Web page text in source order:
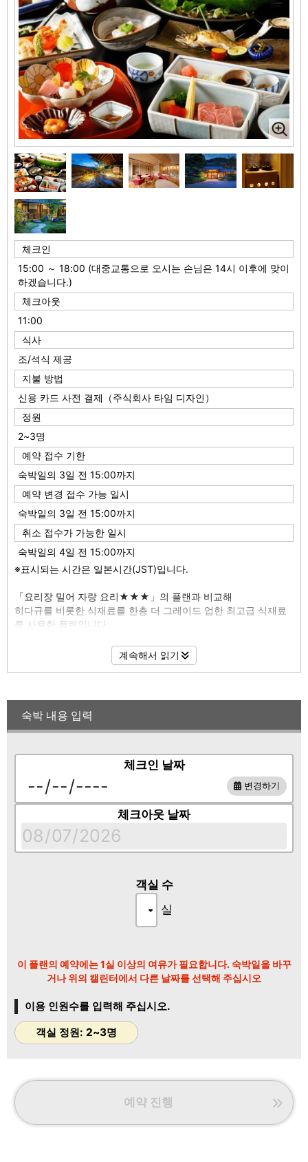
체크인
15:00 ～ 18:00 (대중교통으로 오시는 손님은 14시 이후에 맞이
하겠습니다.)
체크아웃
11:00
식사
조/석식 제공
지불 방법
신용 카드 사전 결제（주식회사 타임 디자인）
정원
2~3명
예약 접수 기한
숙박일의 3일 전 15:00까지
예약 변경 접수 가능 일시
숙박일의 3일 전 15:00까지
취소 접수가 가능한 일시
숙박일의 4일 전 15:00까지
※표시되는 시간은 일본시간(JST)입니다.
「요리장 밀어 자랑 요리★★★」의 플랜과 비교해
히다규를 비롯한 식재료를 한층 더 그레이드 업한 최고급 식재료
를 사용한 플랜입니다.
히다 소는 최고급 부위 인 "샤토 브리안"을 사용합니다.
여름에는 기후현 군상의 전국 은행 은어 그랑프리 V4를 획득하고
있는 "와라 은어"
【식사 장소】
또는 「차 기숙사 로로안」에서 준비하겠습니다. 어느쪽이나 희망
은 묻습니다만, 지정은 할 수 없기 때문에 양해 바랍니다 없습니
다. (본관 스위트 룸 호나비 난간 또는 본관 연대초 동안만 방식이
됩니다. 식사처에 빈 공간이 있는 경우는 식사처에의 안내를 하는
■방■
다양한 객실 타입이 있으므로 객실 정보의 내용을 확인하십시오.
■게로 온천 대욕장 외 목욕의 설명 ■
1, 게로 온천을 만끽할 수 있는 내탕, 게로 후지를 일망할 수 있는
2, 마이크로 버블 전세 노천탕 “기미노유”(45분/2000엔)
흡연됩니다 고객은, 아무쪼록, 관외에서 구입해 주시도록 협력 부
탁 말씀드립니다.
로비는 완전 분연으로 흡연 애호가에게는 객실을 준비하고 있습니
계속해서 읽기
숙박 내용 입력
체크인 날짜
변경하기
체크아웃 날짜
객실 수
실
이 플랜의 예약에는 1실 이상의 여유가 필요합니다. 숙박일을 바꾸
거나 위의 캘린터에서 다른 날짜를 선택해 주십시오
이용 인원수를 입력해 주십시오.
객실 정원: 2~3명
예약 진행